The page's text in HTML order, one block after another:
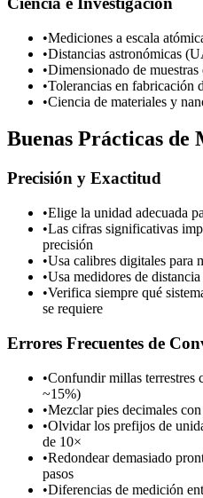
•Mediciones a escala
•Distancias astronómicas
•Dimensionado de muestras
•Tolerancias en fabricación
•Ciencia de materiales y
Buenas Prácticas de
Precisión y Exactitud
•Elige la unidad adecuada
•Las cifras significativas
precisión
•Usa calibres digitales para
•Usa medidores de
•Verifica siempre qué
se requiere
Errores Frecuentes de
•Confundir millas terrestres
~15%)
•Mezclar pies decimales
•Olvidar los prefijos de
de 10×
•Redondear demasiado
pasos
•Diferencias de medición